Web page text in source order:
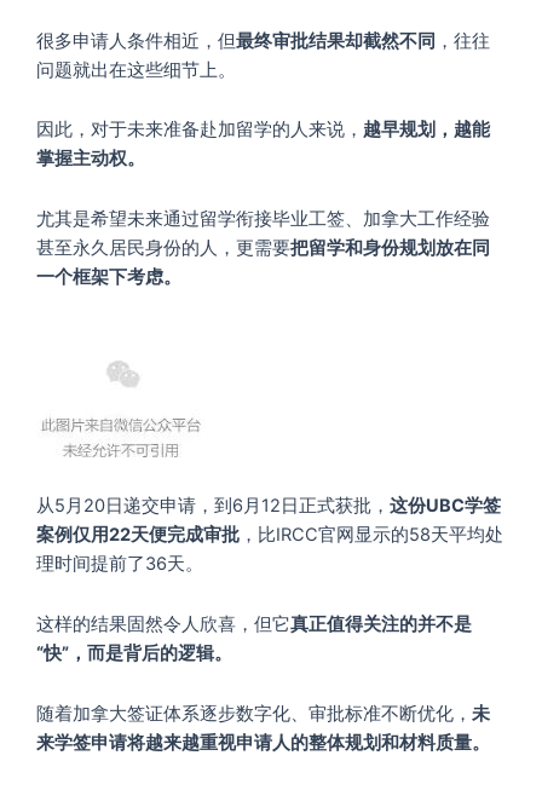
很多申请人条件相近，但最终审批结果却截然不同 ，往往
问题就出在这些细节上。
因此，对于未来准备赴加留学的人来说， 越早规划，越能
掌握主动权。
尤其是希望未来通过留学衔接毕业工签、加拿大工作经验
甚至永久居民身份的人，更需要把留学和身份规划放在同
一个框架下考虑。
从5月20日递交申请，到6月12日正式获批， 这份UBC学签
案例仅用22天便完成审批 ，比IRCC官网显示的58天平均处
理时间提前了36天。
这样的结果固然令人欣喜，但它真正值得关注的并不是
“快”，而是背后的逻辑。
随着加拿大签证体系逐步数字化、审批标准不断优化， 未
来学签申请将越来越重视申请人的整体规划和材料质量。